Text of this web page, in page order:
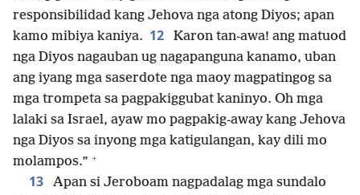
responsibilidad kang Jehova nga atong Diyos; apan
kamo mibiya kaniya. 12
Karon tan-awa! ang matuod
nga Diyos nagauban ug nagapanguna kanamo, uban
ang iyang mga saserdote nga maoy magpatingog sa
mga trompeta sa pagpakiggubat kaninyo. Oh mga
lalaki sa Israel, ayaw mo pagpakig-away kang Jehova
nga Diyos sa inyong mga katigulangan, kay dili mo
molampos.” +
13
Apan si Jeroboam nagpadalag mga sundalo